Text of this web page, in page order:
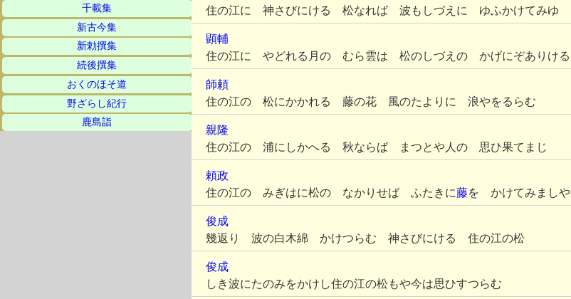
千載集
新古今集
新勅撰集
続後撰集
おくのほそ道
野ざらし紀行
鹿島詣
住の江に 神さびにける 松なれば 波もしづえに ゆふかけてみゆ
顕輔
住の江に やどれる月の むら雲は 松のしづえの かげにぞありける
師頼
住の江の 松にかかれる 藤の花 風のたよりに 浪やをるらむ
親隆
住の江の 浦にしかへる 秋ならば まつとや人の 思ひ果てまじ
頼政
住の江の みぎはに松の なかりせば ふたきに藤を かけてみましや
俊成
幾返り 波の白木綿 かけつらむ 神さびにける 住の江の松
俊成
しき波にたのみをかけし住の江の松もや今は思ひすつらむ